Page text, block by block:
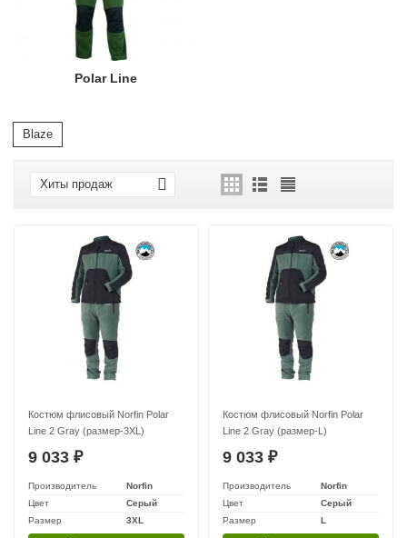
Polar Line
Blaze
Хиты продаж
Костюм флисовый Norfin Polar
Line 2 Gray (размер-3XL)
9 033 ₽
Производитель
Norfin
Цвет
Серый
Размер
3XL
Костюм флисовый Norfin Polar
Line 2 Gray (размер-L)
9 033 ₽
Производитель
Norfin
Цвет
Серый
Размер
L